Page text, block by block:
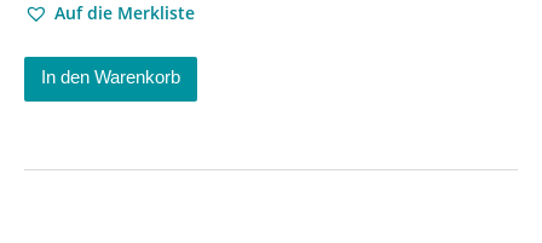
Auf die Merkliste
In den Warenkorb